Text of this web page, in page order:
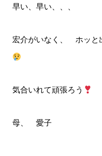
早い、早い、、、
宏介がいなく、 ホッと
気合いれて頑張ろう
母、 愛子